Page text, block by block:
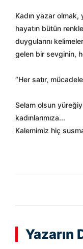
Kadın yazar
hayatın bütün
duygularını
gelen bir sevginin,
“Her satır,
Selam olsun
kadınlarımıza...
Kalemimiz hiç
Yazarın